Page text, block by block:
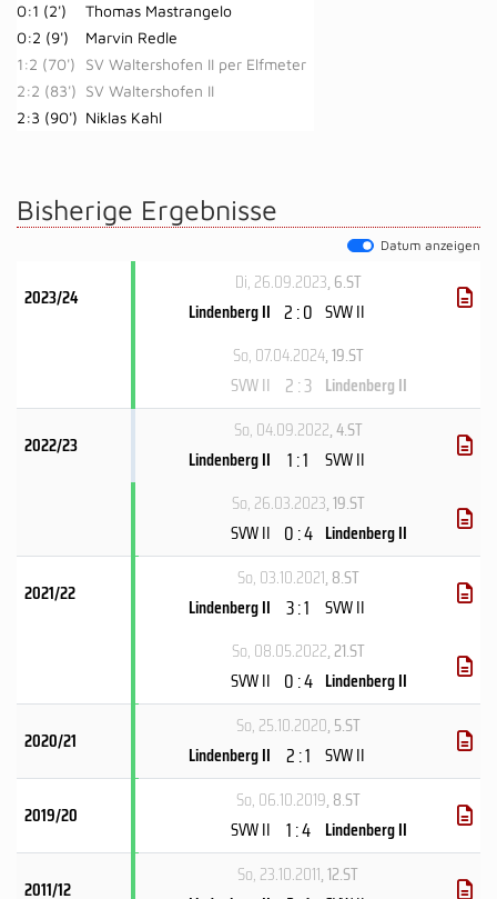
0:1 (2')
Thomas Mastrangelo
0:2 (9')
Marvin Redle
1:2 (70')
SV Waltershofen II per Elfmeter
2:2 (83') SV Waltershofen II
2:3 (90') Niklas Kahl
Bisherige Ergebnisse
Datum anzeigen
2023/24
Di, 26.09.2023, 6.ST
Lindenberg II 2 : 0 SVW II
So, 07.04.2024, 19.ST
SVW II 2 : 3 Lindenberg II
2022/23
So, 04.09.2022, 4.ST
Lindenberg II
1 : 1
SVW II
So, 26.03.2023, 19.ST
SVW II 0 : 4 Lindenberg II
2021/22
So, 03.10.2021, 8.ST
Lindenberg II 3 : 1 SVW II
So, 08.05.2022, 21.ST
SVW II 0 : 4 Lindenberg II
2020/21
So, 25.10.2020, 5.ST
Lindenberg II 2 : 1 SVW II
2019/20
So, 06.10.2019, 8.ST
SVW II 1 : 4 Lindenberg II
2011/12
So, 23.10.2011, 12.ST